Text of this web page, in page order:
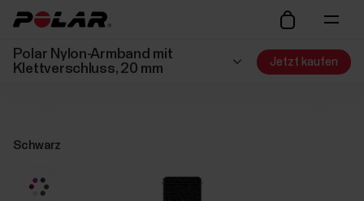
Polar Nylon-Armband mit
Klettverschluss, 20 mm
Jetzt kaufen
Schwarz